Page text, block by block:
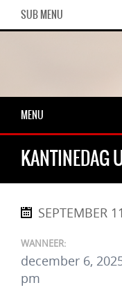
SUB MENU
MENU
KANTINEDAG
SEPTEMBER
WANNEER:
december 6,
pm